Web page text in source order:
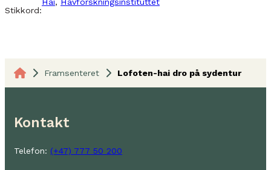
Stikkord:
Framsenteret Lofoten-hai dro på sydentur
Kontakt
Telefon: (+47) 777 50 200